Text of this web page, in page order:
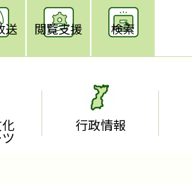
送 閲覧支援 検索
行政情報